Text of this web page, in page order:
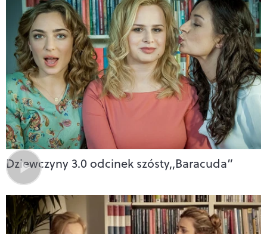
Dziewczyny 3.0 odcinek szósty,,Baracuda”